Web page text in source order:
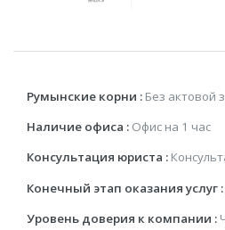
Румынские корни : Без актовой
Наличие офиса : Офис на 1 час
Консультация юриста :
Конечный этап оказания услуг :
Уровень доверия к компании :